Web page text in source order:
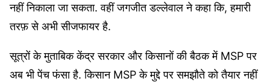
नहीं निकाला जा सकता. वहीं जगजीत डल्लेवाल ने कहा कि, हमारी
तरफ़ से अभी सीजफायर है.
सूत्रों के मुताबिक केंद्र सरकार और किसानों की बैठक में MSP पर
अब भी पेंच फंसा है. किसान MSP के मुद्दे पर समझौते को तैयार नहीं